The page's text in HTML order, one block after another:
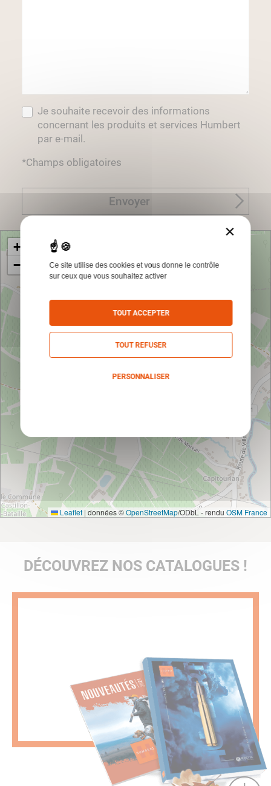
Je souhaite recevoir des informations
concernant les produits et services Humbert
par e-mail.
*Champs obligatoires
Envoyer
+
−
Leaflet | données ©OpenStreetMap/ODbL - rendu OSM France
DÉCOUVREZ NOS CATALOGUES !
×
Ce site utilise des cookies et vous donne le contrôle
sur ceux que vous souhaitez activer
TOUT ACCEPTER
TOUT REFUSER
PERSONNALISER